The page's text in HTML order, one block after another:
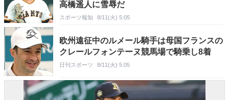
高橋遥人に雪辱だ
スポーツ報知 8/11(火) 5:05
欧州遠征中のルメール騎手は母国フランスの
クレールフォンテーヌ競馬場で騎乗し8着
日刊スポーツ 8/11(火) 5:05